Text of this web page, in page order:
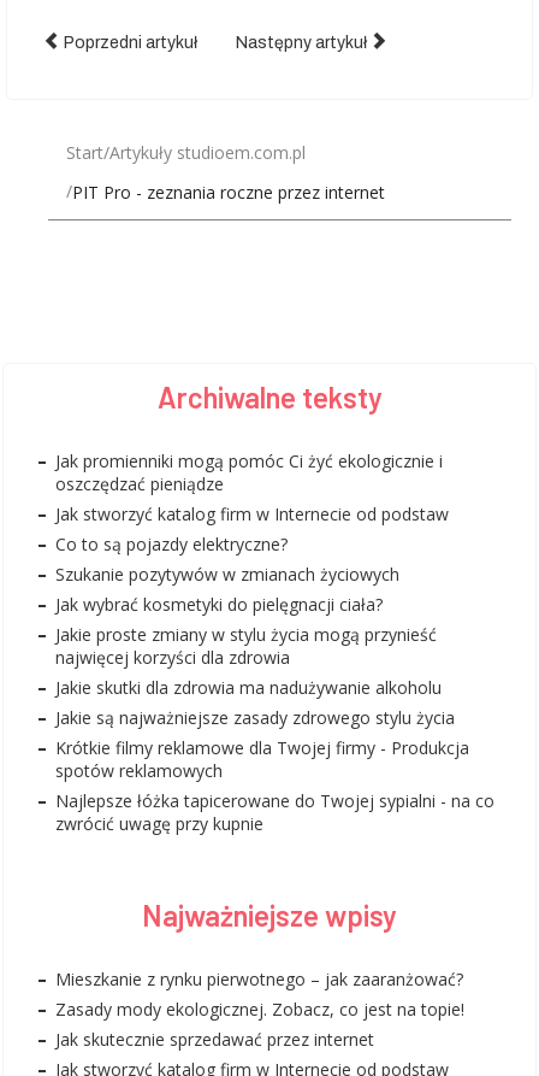
Poprzedni artykuł Następny artykuł
Start Artykuły studioem.com.pl
PIT Pro - zeznania roczne przez internet
Archiwalne teksty
Jak promienniki mogą pomóc Ci żyć ekologicznie i
oszczędzać pieniądze
Jak stworzyć katalog firm w Internecie od podstaw
Co to są pojazdy elektryczne?
Szukanie pozytywów w zmianach życiowych
Jak wybrać kosmetyki do pielęgnacji ciała?
Jakie proste zmiany w stylu życia mogą przynieść
najwięcej korzyści dla zdrowia
Jakie skutki dla zdrowia ma nadużywanie alkoholu
Jakie są najważniejsze zasady zdrowego stylu życia
Krótkie filmy reklamowe dla Twojej firmy - Produkcja
spotów reklamowych
Najlepsze łóżka tapicerowane do Twojej sypialni - na co
zwrócić uwagę przy kupnie
Najważniejsze wpisy
Mieszkanie z rynku pierwotnego – jak zaaranżować?
Zasady mody ekologicznej. Zobacz, co jest na topie!
Jak skutecznie sprzedawać przez internet
Jak stworzyć katalog firm w Internecie od podstaw